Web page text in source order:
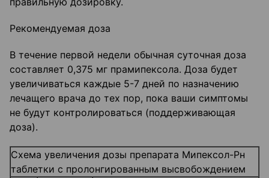
Рекомендуемая доза
В течение первой недели обычная суточная доза
составляет 0,375 мг прамипексола. Доза будет
увеличиваться каждые 5-7 дней по назначению
лечащего врача до тех пор, пока ваши симптомы
не будут контролироваться (поддерживающая
доза).
Схема увеличения дозы препарата Мипексол-Рн
таблетки с пролонгированным высвобождением